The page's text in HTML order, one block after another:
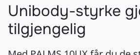
Unibody-styrke
tilgjengelig